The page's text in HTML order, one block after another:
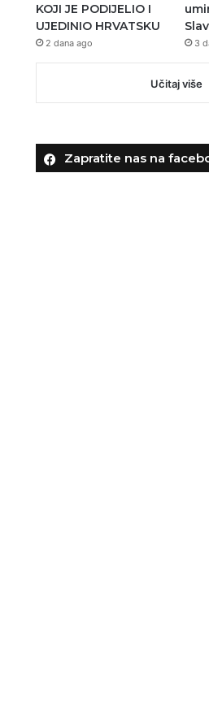
KOJI JE PODIJELIO I
UJEDINIO HRVATSKU
2 dana ago 3
Učitaj više
Zapratite nas na